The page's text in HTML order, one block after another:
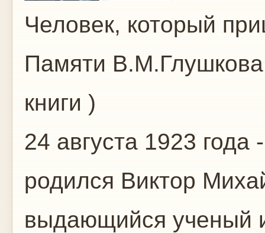
Человек, который
Памяти
книги )
24 августа 1923
родился Виктор
выдающийся ученый